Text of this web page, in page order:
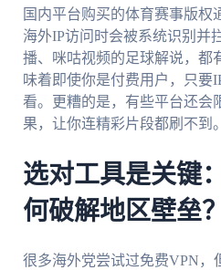
国内平台购买的体育赛事版权
海外IP访问时会被系统识别并
播、咪咕视频的足球解说，都
味着即使你是付费用户，只要
看。更糟的是，有些平台还会
果，让你连精彩片段都刷不到。
选对工具是关键
何破解地区壁垒？
很多海外党尝试过免费VPN，